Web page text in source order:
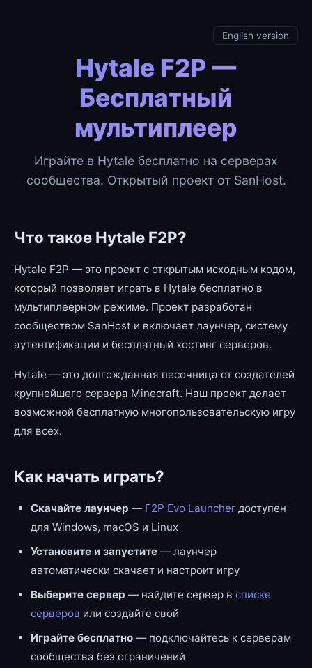
English version
Hytale F2P —
Бесплатный
мультиплеер
Играйте в Hytale бесплатно на серверах
сообщества. Открытый проект от SanHost.
Что такое Hytale F2P?
Hytale F2P — это проект с открытым исходным кодом,
который позволяет играть в Hytale бесплатно в
мультиплеерном режиме. Проект разработан
сообществом SanHost и включает лаунчер, систему
аутентификации и бесплатный хостинг серверов.
Hytale — это долгожданная песочница от создателей
крупнейшего сервера Minecraft. Наш проект делает
возможной бесплатную многопользовательскую игру
для всех.
Как начать играть?
Скачайте лаунчер — F2P Evo Launcher доступен
для Windows, macOS и Linux
Установите и запустите — лаунчер
автоматически скачает и настроит игру
Выберите сервер — найдите сервер в списке
серверов или создайте свой
Играйте бесплатно — подключайтесь к серверам
сообщества без ограничений